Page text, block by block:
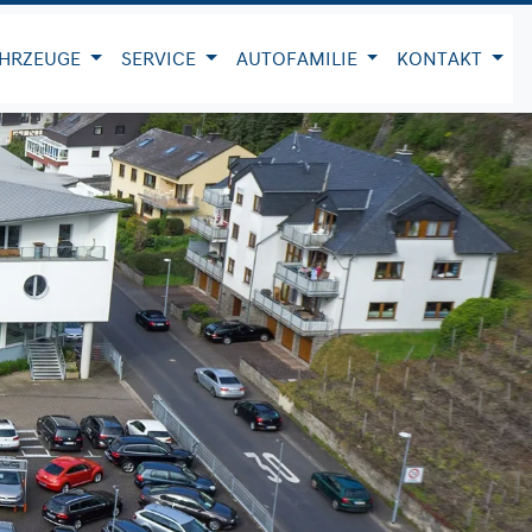
SERVICE AUTOFAMILIE KONTAKT